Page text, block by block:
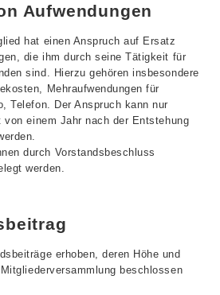
Aufwendungen
hat einen Anspruch auf Ersatz
die ihm durch seine Tätigkeit für
sind. Hierzu gehören insbesondere
Mehraufwendungen für
Telefon. Der Anspruch kann nur
von einem Jahr nach der Entstehung
durch Vorstandsbeschluss
werden.
erhoben, deren Höhe und
beschlossen